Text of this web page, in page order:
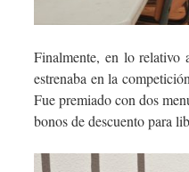
Finalmente, en lo relativo
estrenaba en la
Fue premiado con dos
bonos de descuento para